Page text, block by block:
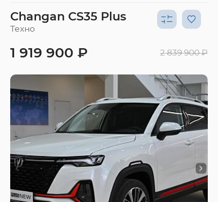
Changan CS35 Plus
Техно
1 919 900 ₽ 2 839 900 ₽